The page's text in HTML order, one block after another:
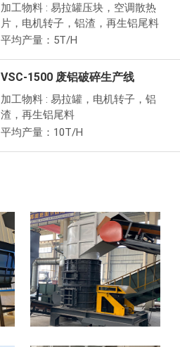
加工物料 : 易拉罐压块，空调散热
片，电机转子，铝渣，再生铝尾料
平均产量：5T/H
VSC-1500 废铝破碎生产线
加工物料 : 易拉罐，电机转子，铝
渣，再生铝尾料
平均产量：10T/H